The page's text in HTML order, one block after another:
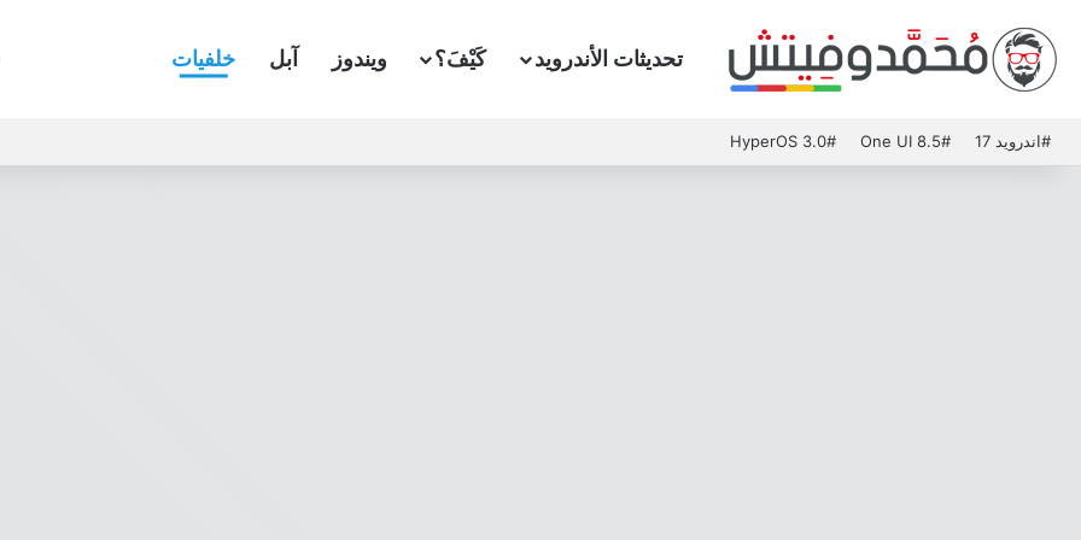
تحديثات الأندرويد كَيْفَ؟ ويندوز آبل خلفيات
#اندرويد 17 #One UI 8.5
#HyperOS 3.0